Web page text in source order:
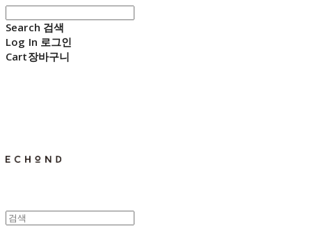
Search 검색
Log In 로그인
Cart장바구니